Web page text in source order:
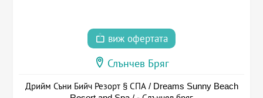
виж офертата
Слънчев Бряг
Дрийм Съни Бийч Резорт § СПА / Dreams Sunny Beach